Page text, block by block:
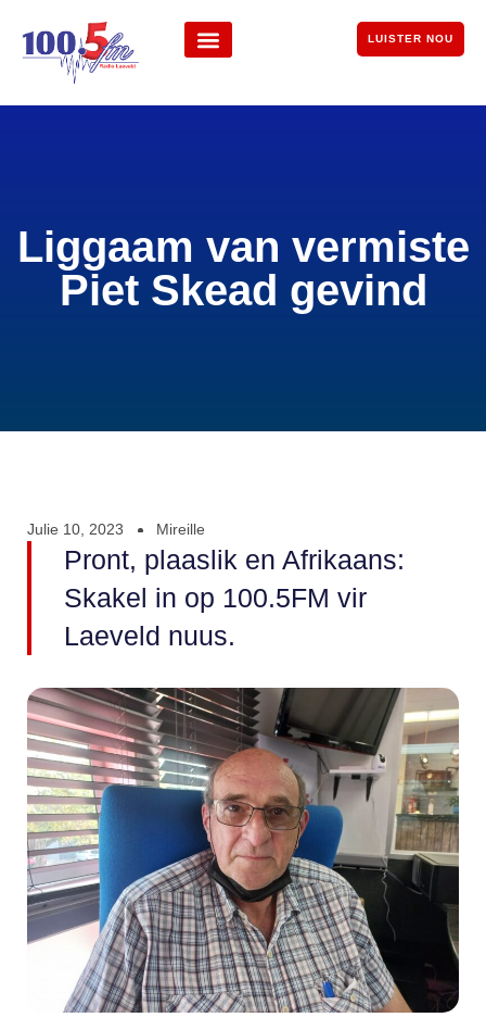
LUISTER NOU
Liggaam van vermiste
Piet Skead gevind
Julie 10, 2023 Mireille
Pront, plaaslik en Afrikaans:
Skakel in op 100.5FM vir
Laeveld nuus.